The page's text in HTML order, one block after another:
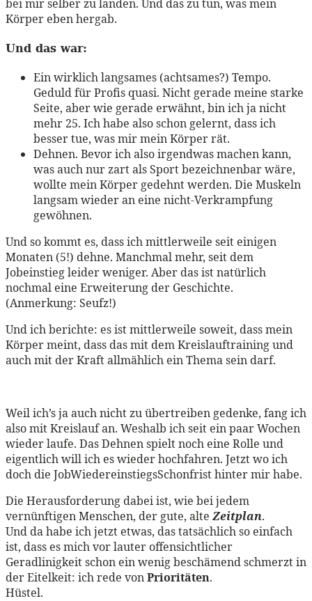
bei mir selber zu landen. Und das zu tun, was mein
Körper eben hergab.
Und das war:
Ein wirklich langsames (achtsames?) Tempo.
Geduld für Profis quasi. Nicht gerade meine starke
Seite, aber wie gerade erwähnt, bin ich ja nicht
mehr 25. Ich habe also schon gelernt, dass ich
besser tue, was mir mein Körper rät.
Dehnen. Bevor ich also irgendwas machen kann,
was auch nur zart als Sport bezeichnenbar wäre,
wollte mein Körper gedehnt werden. Die Muskeln
langsam wieder an eine nicht-Verkrampfung
gewöhnen.
Und so kommt es, dass ich mittlerweile seit einigen
Monaten (5!) dehne. Manchmal mehr, seit dem
Jobeinstieg leider weniger. Aber das ist natürlich
nochmal eine Erweiterung der Geschichte.
(Anmerkung: Seufz!)
Und ich berichte: es ist mittlerweile soweit, dass mein
Körper meint, dass das mit dem Kreislauftraining und
auch mit der Kraft allmählich ein Thema sein darf.
Weil ich’s ja auch nicht zu übertreiben gedenke, fang ich
also mit Kreislauf an. Weshalb ich seit ein paar Wochen
wieder laufe. Das Dehnen spielt noch eine Rolle und
eigentlich will ich es wieder hochfahren. Jetzt wo ich
doch die JobWiedereinstiegsSchonfrist hinter mir habe.
Die Herausforderung dabei ist, wie bei jedem
vernünftigen Menschen, der gute, alte Zeitplan.
Und da habe ich jetzt etwas, das tatsächlich so einfach
ist, dass es mich vor lauter offensichtlicher
Geradlinigkeit schon ein wenig beschämend schmerzt in
der Eitelkeit: ich rede vonPrioritäten.
Hüstel.